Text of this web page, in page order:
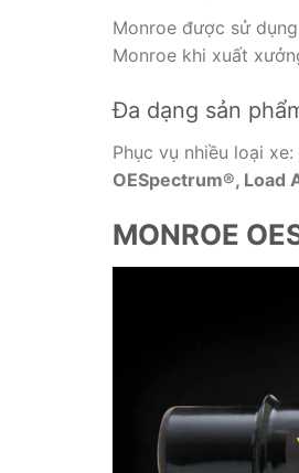
Monroe được sử
Monroe khi xuất
Đa dạng sản
Phục vụ nhiều loại
OESpectrum®, Load
MONROE